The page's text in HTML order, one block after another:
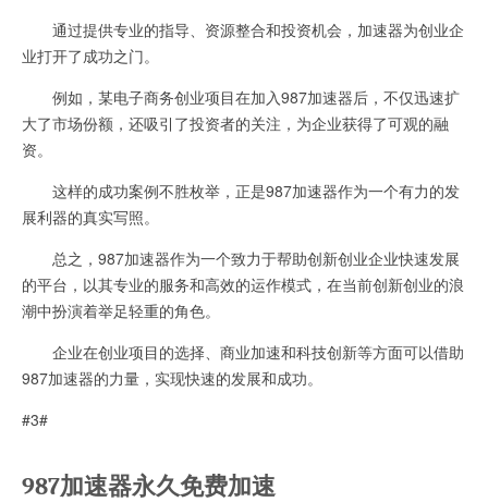
通过提供专业的指导、资源整合和投资机会，加速器为创业企
业打开了成功之门。
例如，某电子商务创业项目在加入987加速器后，不仅迅速扩
大了市场份额，还吸引了投资者的关注，为企业获得了可观的融
资。
这样的成功案例不胜枚举，正是987加速器作为一个有力的发
展利器的真实写照。
总之，987加速器作为一个致力于帮助创新创业企业快速发展
的平台，以其专业的服务和高效的运作模式，在当前创新创业的浪
潮中扮演着举足轻重的角色。
企业在创业项目的选择、商业加速和科技创新等方面可以借助
987加速器的力量，实现快速的发展和成功。
#3#
987加速器永久免费加速